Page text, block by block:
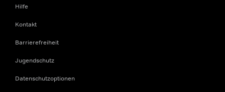
Hilfe
Kontakt
Barrierefreiheit
Jugendschutz
Datenschutzoptionen